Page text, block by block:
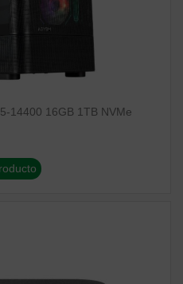
14400 16GB 1TB NVMe